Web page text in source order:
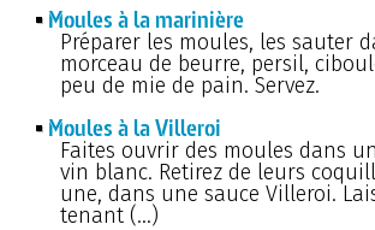
Moules à la marinière
Préparer les moules, les sauter
morceau de beurre, persil,
peu de mie de pain. Servez.
Moules à la Villeroi
Faites ouvrir des moules dans
vin blanc. Retirez de leurs
une, dans une sauce Villeroi.
tenant (…)